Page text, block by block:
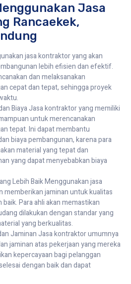
Jasa
Rancaekek,
jasa kontraktor yang akan
lebih efisien dan efektif.
dan melaksanakan
cepat dan tepat, sehingga proyek
Biaya Jasa kontraktor yang memiliki
untuk merencanakan
tepat. Ini dapat membantu
biaya pembangunan, karena para
material yang tepat dan
yang dapat menyebabkan biaya
Lebih Baik Menggunakan jasa
memberikan jaminan untuk kualitas
Para ahli akan memastikan
dilakukan dengan standar yang
yang berkualitas.
Jaminan Jasa kontraktor umumnya
jaminan atas pekerjaan yang mereka
kepercayaan bagi pelanggan
dengan baik dan dapat